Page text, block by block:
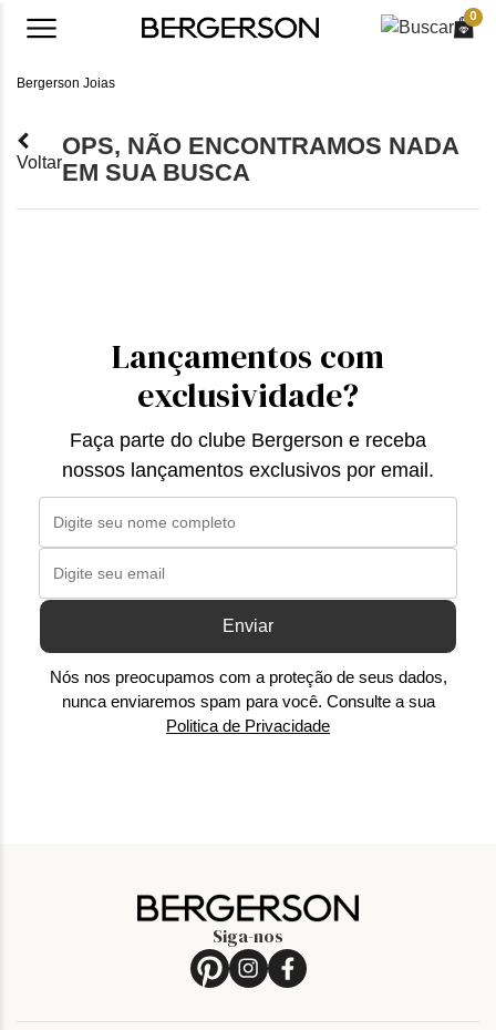
0
Bergerson Joias
Voltar
OPS, NÃO ENCONTRAMOS NADA
EM SUA BUSCA
Lançamentos com
exclusividade?
Faça parte do clube Bergerson e receba
nossos lançamentos exclusivos por email.
Enviar
Nós nos preocupamos com a proteção de seus dados,
nunca enviaremos spam para você. Consulte a sua
Politica de Privacidade
Siga-nos